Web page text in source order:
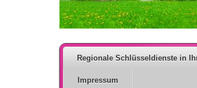
Regionale Schlüsseldienste in
Impressum